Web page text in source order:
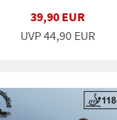
39,90 EUR
UVP44,90 EUR